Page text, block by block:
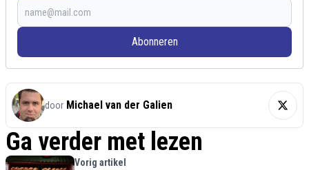
Abonneren
door Michael van der Galien
Ga verder met lezen
Vorig artikel